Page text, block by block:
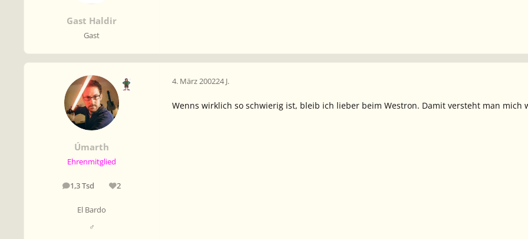
Gast Haldir
Gast
Úmarth
Ehrenmitglied
1,3 Tsd
Beiträge 2
Reputation
El Bardo
♂
4. März 200224 J.
Wenns wirklich so schwierig ist, bleib ich lieber beim Westron. Damit versteht man mich